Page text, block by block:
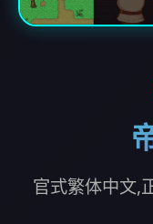
官式繁体中文,